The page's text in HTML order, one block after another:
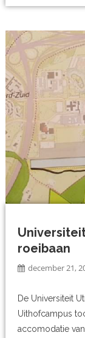
roeibaan
december 21,
De Universiteit
Uithofcampus
accomodatie